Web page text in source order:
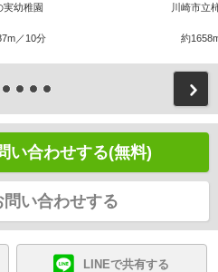
実幼稚園
／10分
川崎市立
約
い合わせする(無料)
問い合わせする
LINEで共有する